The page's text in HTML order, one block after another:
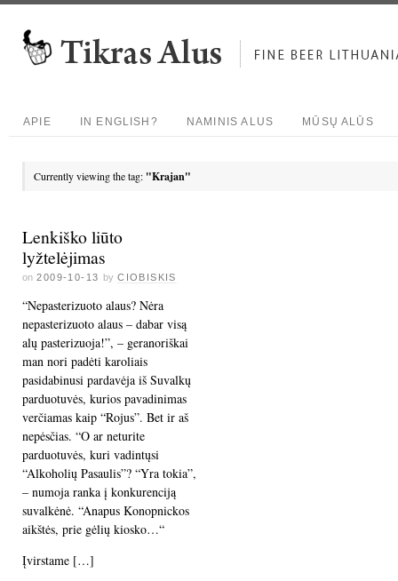
APIE IN ENGLISH? NAMINIS ALUS MŪSŲ ALŪS
Currently viewing the tag: "Krajan"
Lenkiško liūto
lyžtelėjimas
on 2009-10-13 by CIOBISKIS
“Nepasterizuoto alaus? Nėra
nepasterizuoto alaus – dabar visą
alų pasterizuoja!”, – geranoriškai
man nori padėti karoliais
pasidabinusi pardavėja iš Suvalkų
parduotuvės, kurios pavadinimas
verčiamas kaip “Rojus”. Bet ir aš
nepėsčias. “O ar neturite
parduotuvės, kuri vadintųsi
“Alkoholių Pasaulis”? “Yra tokia”,
– numoja ranka į konkurenciją
suvalkėnė. “Anapus Konopnickos
aikštės, prie gėlių kiosko…“
Įvirstame […]